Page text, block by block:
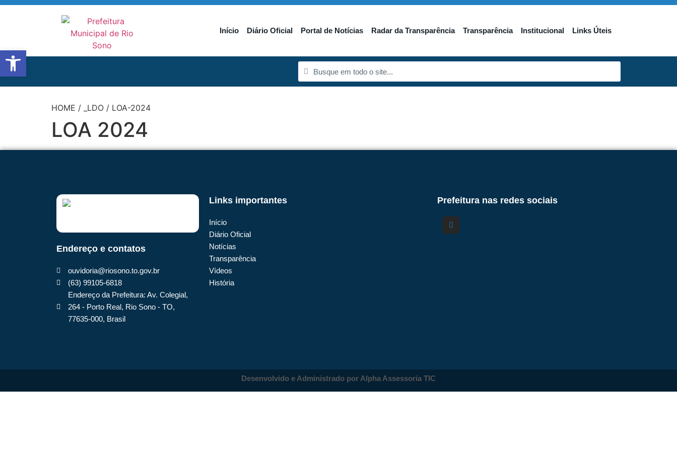
Abrir a barra de ferramentas
Início Diário Oficial Portal de Notícias Radar da Transparência Transparência Institucional Links Úteis
HOME / _LDO / LOA-2024
LOA 2024
Endereço e contatos
ouvidoria@riosono.to.gov.br
(63) 99105-6818
Endereço da Prefeitura: Av. Colegial,
264 - Porto Real, Rio Sono - TO,
77635-000, Brasil
Links importantes
Início
Diário Oficial
Notícias
Transparência
Vídeos
História
Prefeitura nas redes sociais
Desenvolvido e Administrado por Alpha Assessoria TIC